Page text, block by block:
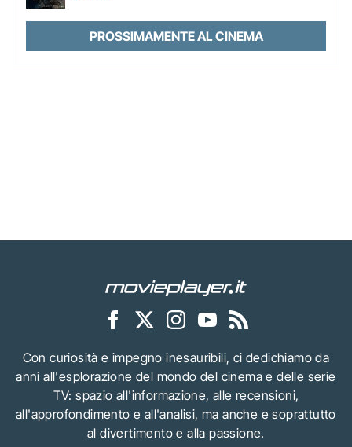
PROSSIMAMENTE AL CINEMA
Con curiosità e impegno inesauribili, ci dedichiamo da
anni all'esplorazione del mondo del cinema e delle serie
TV: spazio all'informazione, alle recensioni,
all'approfondimento e all'analisi, ma anche e soprattutto
al divertimento e alla passione.